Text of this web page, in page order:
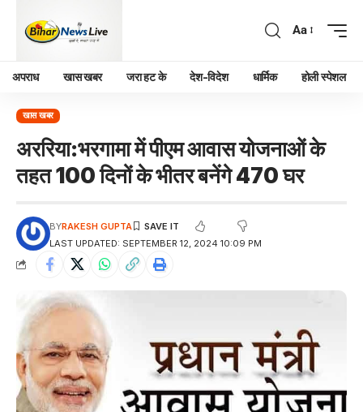
Aa
अपराध खास खबर जरा हट के देश-विदेश धार्मिक होली स्पेशल
खास खबर
अररिया:भरगामा में पीएम आवास योजनाओं के
तहत 100 दिनों के भीतर बनेंगे 470 घर
LAST UPDATED: SEPTEMBER 12, 2024 10:09 PM
BYRAKESH GUPTA